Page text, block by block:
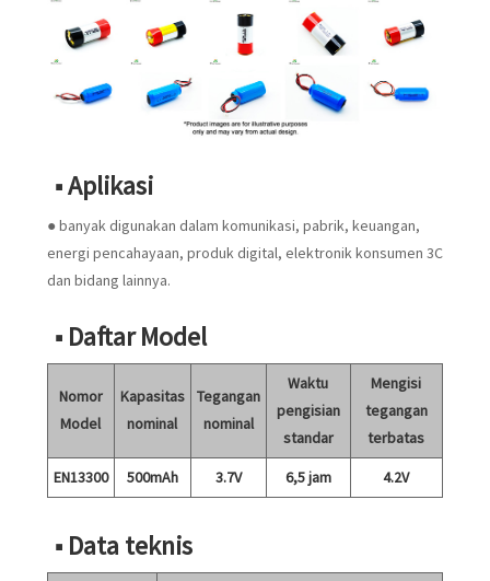
■ Aplikasi
● banyak digunakan dalam komunikasi, pabrik, keuangan,
energi pencahayaan, produk digital, elektronik konsumen 3C
dan bidang lainnya.
■ Daftar Model
Nomor
Model
Kapasitas
nominal
Tegangan
nominal
Waktu
pengisian
standar
Mengisi
tegangan
terbatas
EN13300
500mAh 3.7V 6,5 jam 4.2V
■ Data teknis